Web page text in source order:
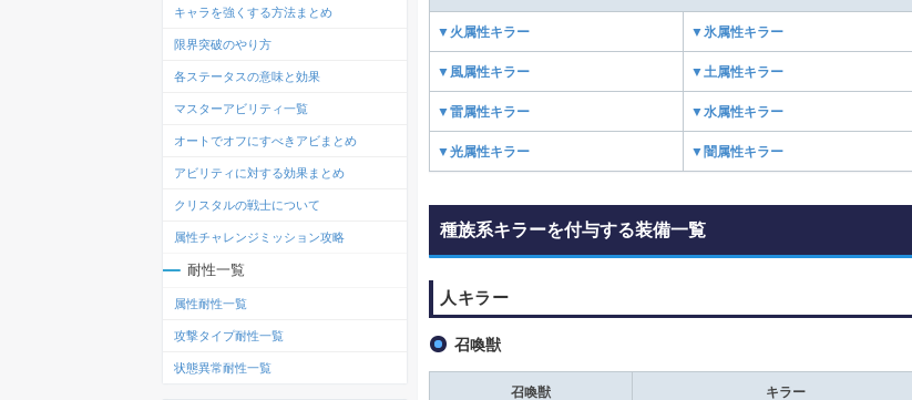
▼火属性キラー ▼氷属性キラー
▼風属性キラー ▼土属性キラー
▼雷属性キラー ▼水属性キラー
▼光属性キラー ▼闇属性キラー
種族系キラーを付与する装備一覧
人キラー
召喚獣
召喚獣 キラー
キャラを強くする方法まとめ
限界突破のやり方
各ステータスの意味と効果
マスターアビリティ一覧
オートでオフにすべきアビまとめ
アビリティに対する効果まとめ
クリスタルの戦士について
属性チャレンジミッション攻略
耐性一覧
属性耐性一覧
攻撃タイプ耐性一覧
状態異常耐性一覧